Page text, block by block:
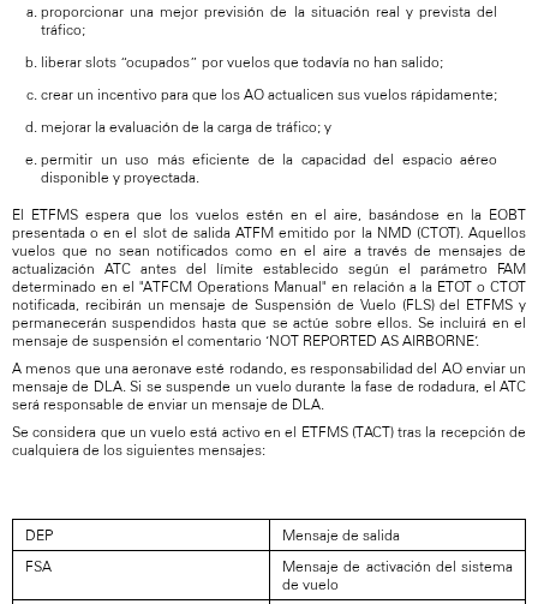
proporcionar una mejor previsión de la situación real y prevista del
tráfico;
liberar slots “ocupados” por vuelos que todavía no han salido;
crear un incentivo para que los AO actualicen sus vuelos rápidamente;
mejorar la evaluación de la carga de tráfico; y
permitir un uso más eficiente de la capacidad del espacio aéreo
disponible y proyectada.
El ETFMS espera que los vuelos estén en el aire, basándose en la EOBT
presentada o en el slot de salida ATFM emitido por la NMD (CTOT). Aquellos
vuelos que no sean notificados como en el aire a través de mensajes de
actualización ATC antes del límite establecido según el parámetro FAM
determinado en el "ATFCM Operations Manual" en relación a la ETOT o CTOT
notificada, recibirán un mensaje de Suspensión de Vuelo (FLS) del ETFMS y
permanecerán suspendidos hasta que se actúe sobre ellos. Se incluirá en el
mensaje de suspensión el comentario ‘NOT REPORTED AS AIRBORNE’.
A menos que una aeronave esté rodando, es responsabilidad del AO enviar un
mensaje de DLA. Si se suspende un vuelo durante la fase de rodadura, el ATC
será responsable de enviar un mensaje de DLA.
Se considera que un vuelo está activo en el ETFMS (TACT) tras la recepción de
cualquiera de los siguientes mensajes:
DEP
Mensaje de salida
FSA
Mensaje de activación del sistema
de vuelo